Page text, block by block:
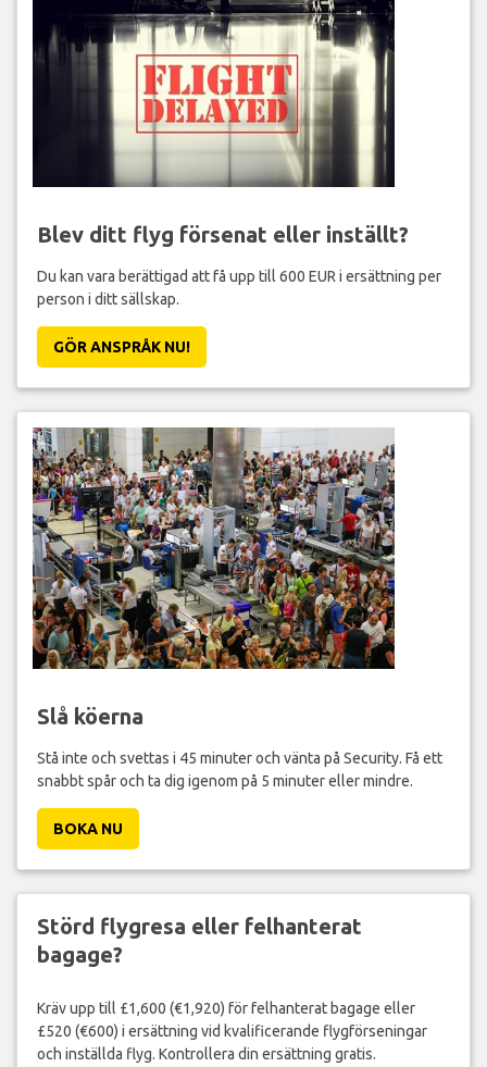
Blev ditt flyg försenat eller inställt?
Du kan vara berättigad att få upp till 600 EUR i ersättning per
person i ditt sällskap.
GÖR ANSPRÅK NU!
Slå köerna
Stå inte och svettas i 45 minuter och vänta på Security. Få ett
snabbt spår och ta dig igenom på 5 minuter eller mindre.
BOKA NU
Störd flygresa eller felhanterat
bagage?
Kräv upp till £1,600 (€1,920) för felhanterat bagage eller
£520 (€600) i ersättning vid kvalificerande flygförseningar
och inställda flyg. Kontrollera din ersättning gratis.